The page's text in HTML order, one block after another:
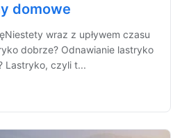
domowe
wraz z upływem czasu
dobrze? Odnawianie lastryko
Lastryko, czyli t...